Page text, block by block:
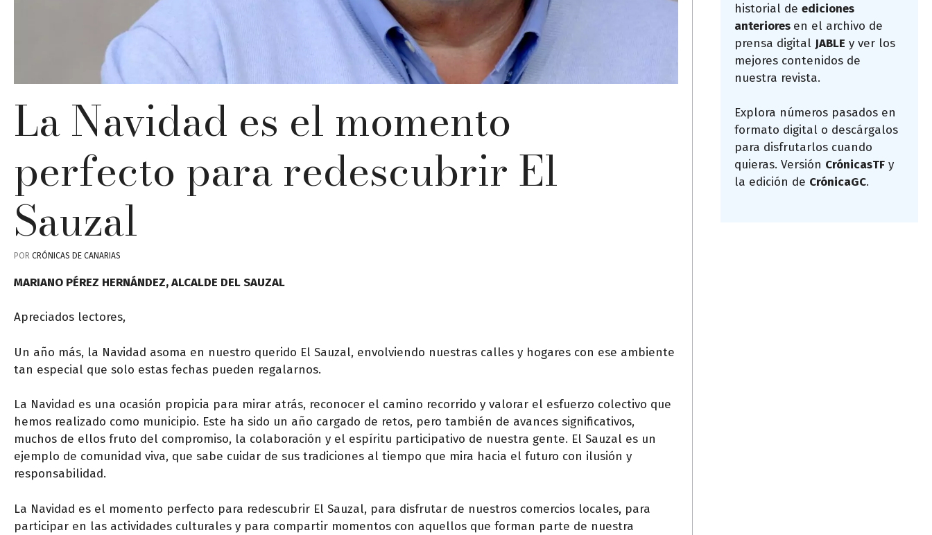
La Navidad es el momento
perfecto para redescubrir El
Sauzal
POR CRÓNICAS DE CANARIAS
MARIANO PÉREZ HERNÁNDEZ, ALCALDE DEL SAUZAL
Apreciados lectores,
Un año más, la Navidad asoma en nuestro querido El Sauzal, envolviendo nuestras calles y hogares con ese ambiente
tan especial que solo estas fechas pueden regalarnos.
La Navidad es una ocasión propicia para mirar atrás, reconocer el camino recorrido y valorar el esfuerzo colectivo que
hemos realizado como municipio. Este ha sido un año cargado de retos, pero también de avances significativos,
muchos de ellos fruto del compromiso, la colaboración y el espíritu participativo de nuestra gente. El Sauzal es un
ejemplo de comunidad viva, que sabe cuidar de sus tradiciones al tiempo que mira hacia el futuro con ilusión y
responsabilidad.
La Navidad es el momento perfecto para redescubrir El Sauzal, para disfrutar de nuestros comercios locales, para
participar en las actividades culturales y para compartir momentos con aquellos que forman parte de nuestra
historial de ediciones
anteriores en el archivo de
prensa digital JABLE y ver los
mejores contenidos de
nuestra revista.
Explora números pasados en
formato digital o descárgalos
para disfrutarlos cuando
quieras. Versión CrónicasTF y
la edición de CrónicaGC.